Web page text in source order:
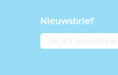
Nieuwsbrief
E-mailadres